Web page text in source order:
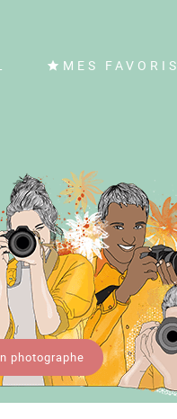
MES FAVORIS
photographe